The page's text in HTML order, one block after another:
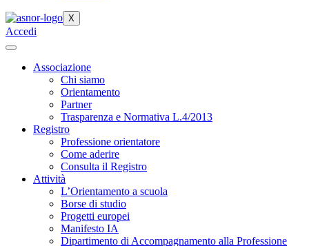
X
Accedi
Associazione
Chi siamo
Orientamento
Partner
Trasparenza e Normativa L.4/2013
Registro
Professione orientatore
Come aderire
Consulta il Registro
Attività
L’Orientamento a scuola
Borse di studio
Progetti europei
Manifesto IA
Dipartimento di Accompagnamento alla Professione